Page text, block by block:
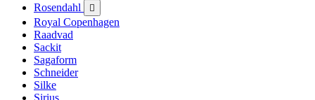
Rosendahl

Royal Copenhagen
Raadvad
Sackit
Sagaform
Schneider
Silke
Sirius